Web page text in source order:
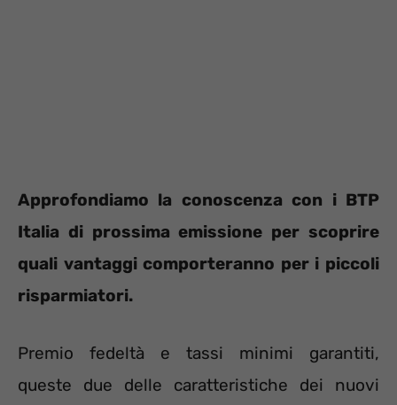
Approfondiamo la conoscenza con i BTP
Italia di prossima emissione per scoprire
quali vantaggi comporteranno per i piccoli
risparmiatori.
Premio fedeltà e tassi minimi garantiti,
queste due delle caratteristiche dei nuovi